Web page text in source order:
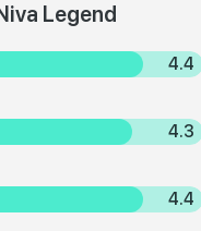
Legend
4.4
4.3
4.4